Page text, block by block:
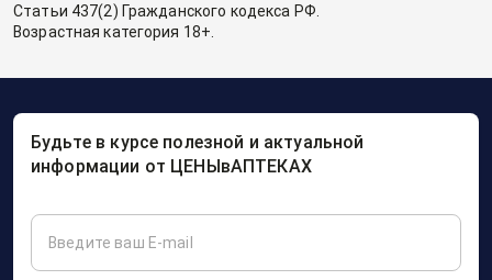
Статьи 437(2) Гражданского кодекса РФ.
Возрастная категория 18+.
Будьте в курсе полезной и актуальной
информации от ЦЕНЫвАПТЕКАХ